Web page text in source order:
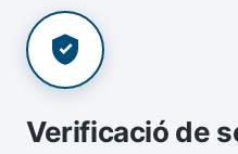
Verificació de